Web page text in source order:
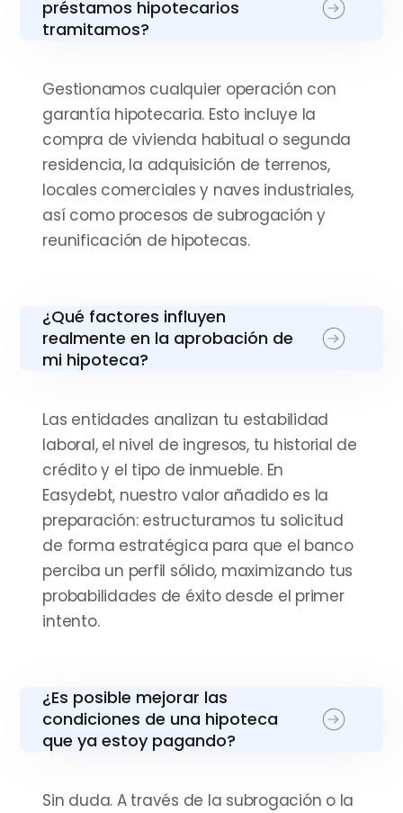
préstamos hipotecarios
tramitamos?
Gestionamos cualquier operación con
garantía hipotecaria. Esto incluye la
compra de vivienda habitual o segunda
residencia, la adquisición de terrenos,
locales comerciales y naves industriales,
así como procesos de subrogación y
reunificación de hipotecas.
¿Qué factores influyen
realmente en la aprobación de
mi hipoteca?
Las entidades analizan tu estabilidad
laboral, el nivel de ingresos, tu historial de
crédito y el tipo de inmueble. En
Easydebt, nuestro valor añadido es la
preparación: estructuramos tu solicitud
de forma estratégica para que el banco
perciba un perfil sólido, maximizando tus
probabilidades de éxito desde el primer
intento.
¿Es posible mejorar las
condiciones de una hipoteca
que ya estoy pagando?
Sin duda. A través de la subrogación o la